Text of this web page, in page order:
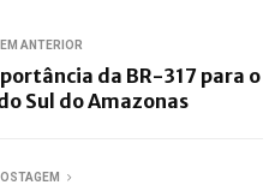
ANTERIOR
da BR-317 para o
Sul do Amazonas